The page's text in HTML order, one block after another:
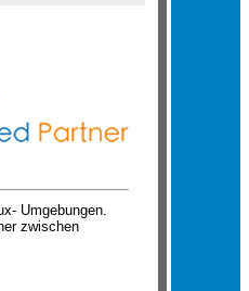
Umgebungen.
zwischen